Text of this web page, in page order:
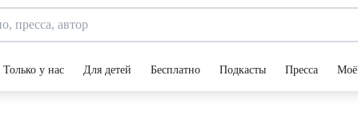
Только у нас Для детей Бесплатно Подкасты Пресса Моё